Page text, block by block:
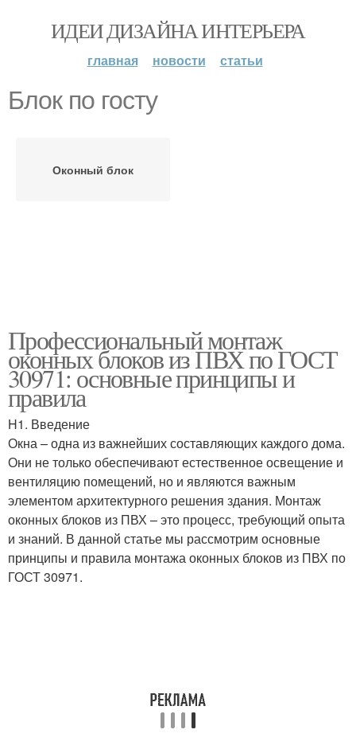
ИДЕИ ДИЗАЙНА ИНТЕРЬЕРА
главная новости статьи
Блок по госту
Оконный блок
Профессиональный монтаж
оконных блоков из ПВХ по ГОСТ
30971: основные принципы и
правила
H1. Введение
Окна – одна из важнейших составляющих каждого дома.
Они не только обеспечивают естественное освещение и
вентиляцию помещений, но и являются важным
элементом архитектурного решения здания. Монтаж
оконных блоков из ПВХ – это процесс, требующий опыта
и знаний. В данной статье мы рассмотрим основные
принципы и правила монтажа оконных блоков из ПВХ по
ГОСТ 30971.